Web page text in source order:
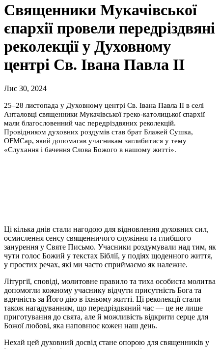
Священники Мукачівської
єпархії провели передріздвяні
реколекції у Духовному
центрі Св. Івана Павла ІІ
Лис 30, 2024
25–28 листопада у Духовному центрі Св. Івана Павла ІІ в селі
Анталовці священники Мукачівської греко-католицької єпархії
мали благословенний час передріздвяних реколекцій.
Провідником духовних роздумів став брат Блажей Сушка,
OFMCap, який допомагав учасникам заглибитися у тему
«Слухання і бачення Слова Божого в нашому житті».
Ці кілька днів стали нагодою для відновлення духовних сил,
осмислення сенсу священничого служіння та глибшого
занурення у Святе Письмо. Учасники роздумували над тим, як
чути голос Божий у текстах Біблії, у подіях щоденного життя,
у простих речах, які ми часто сприймаємо як належне.
Літургії, сповіді, молитовне правило та тиха особиста молитва
допомогли кожному учаснику відчути присутність Бога та
вдячність за Його дію в їхньому житті. Ці реколекції стали
також нагадуванням, що передріздвяний час — це не лише
приготування до свята, але й можливість відкрити серце для
Божої любові, яка наповнює кожен наш день.
Нехай цей духовний досвід стане опорою для священників у